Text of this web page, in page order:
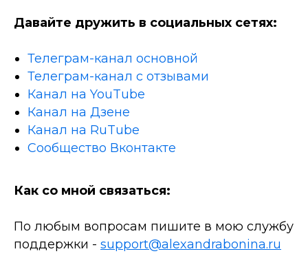
Давайте дружить в социальных сетях:
Телеграм-канал основной
Телеграм-канал с отзывами
Канал на YouTube
Канал на Дзене
Канал на RuTube
Сообщество Вконтакте
Как со мной связаться:
По любым вопросам пишите в мою службу
поддержки - support@alexandrabonina.ru